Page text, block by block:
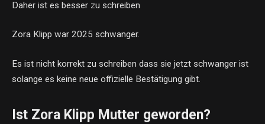
Daher ist es besser zu schreiben
Zora Klipp war 2025 schwanger.
Es ist nicht korrekt zu schreiben dass sie jetzt schwanger ist
solange es keine neue offizielle Bestätigung gibt.
Ist Zora Klipp Mutter geworden?